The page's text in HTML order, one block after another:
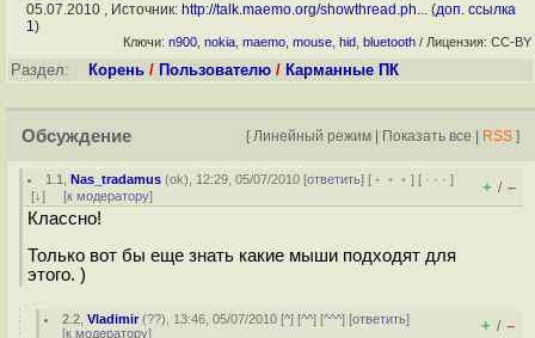
05.07.2010 , Источник: http://talk.maemo.org/showthread.ph...(доп. ссылка
1)
Ключи: n900 nokia maemo mouse hid bluetooth / Лицензия: CC-BY
Раздел: Корень / Пользователю / Карманные ПК
Обсуждение [ Линейный режим | Показать все | RSS ]
1.1 ,Nas_tradamus (ok), 12:29, 05/07/2010 [ответить] [ ﹢﹢﹢] [ · · ·]
[↓] [к модератору] + / –
Классно!
Только вот бы еще знать какие мыши подходят для
этого. )
2.2 ,Vladimir(??), 13:46, 05/07/2010 [^] [^^] [^^^] [ответить]
[к модератору] + / –